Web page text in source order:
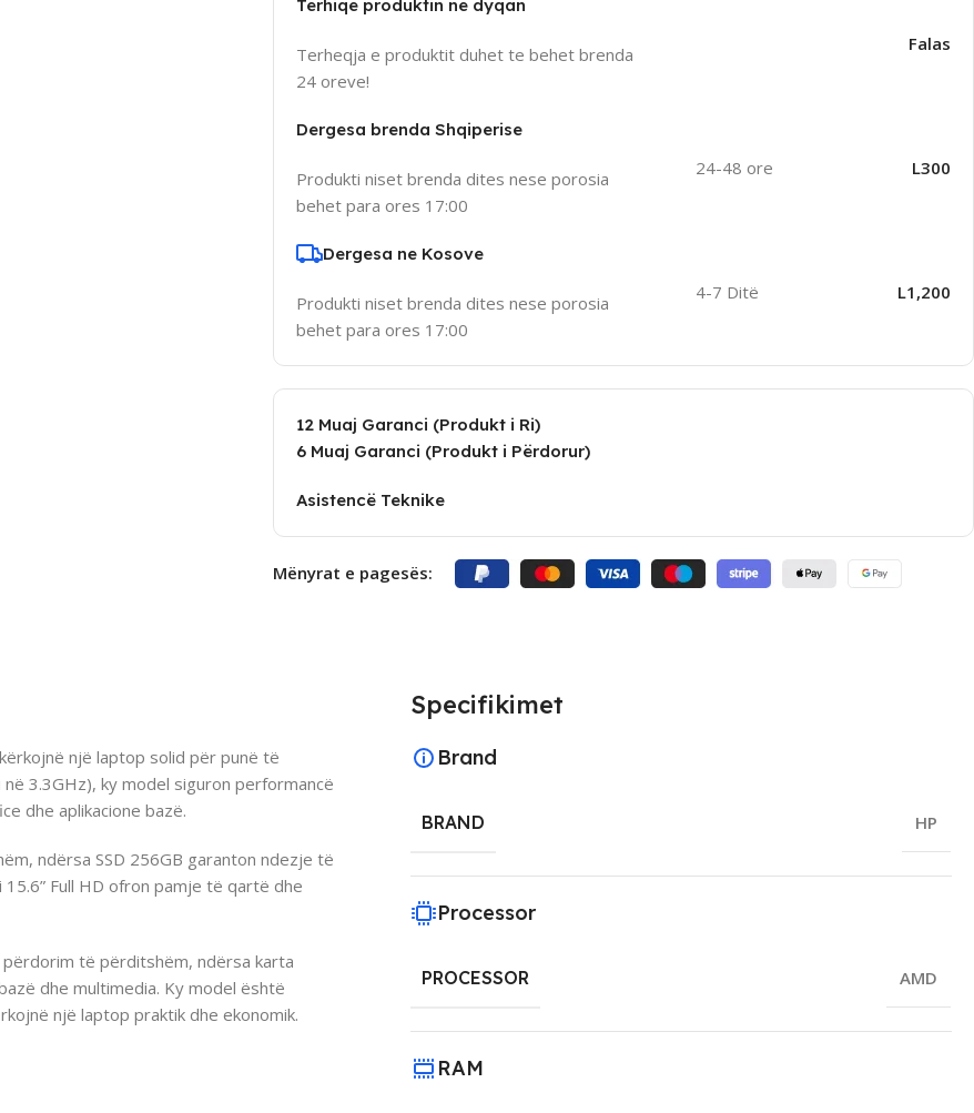
Terhiqe produktin ne dyqan
Terheqja e produktit duhet te behet brenda
24 oreve!
Falas
Dergesa brenda Shqiperise
Produkti niset brenda dites nese porosia
behet para ores 17:00
24-48 ore L300
Dergesa ne Kosove
Produkti niset brenda dites nese porosia
behet para ores 17:00
4-7 Ditë L1,200
12 Muaj Garanci (Produkt i Ri)
6 Muaj Garanci (Produkt i Përdorur)
Asistencë Teknike
Mënyrat e pagesës:
një laptop solid për punë të
3.3GHz), ky model siguron performancë
dhe aplikacione bazë.
ndërsa SSD 256GB garanton ndezje të
Full HD ofron pamje të qartë dhe
të përditshëm, ndërsa karta
dhe multimedia. Ky model është
një laptop praktik dhe ekonomik.
Specifikimet
Brand
BRAND HP
Processor
PROCESSOR AMD
RAM